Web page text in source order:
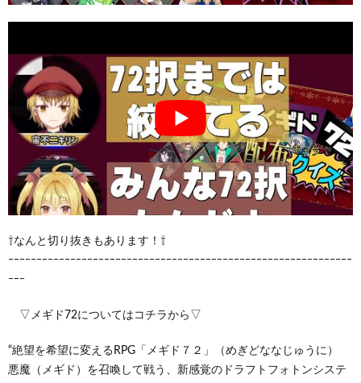
⇧なんと切り抜きもあります！⇧
ｰｰｰｰｰｰｰｰｰｰｰｰｰｰｰｰｰｰｰｰｰｰｰｰｰｰｰｰｰｰｰｰｰｰｰｰｰｰｰｰｰｰｰｰｰｰｰｰｰｰｰｰｰｰｰｰｰｰｰｰｰ
ｰｰｰ
▽メギド72についてはコチラから▽
“絶望を希望に変えるRPG「メギド７２」（めぎどななじゅうに）
悪魔（メギド）を召喚して戦う、新感覚のドラフトフォトンシステ